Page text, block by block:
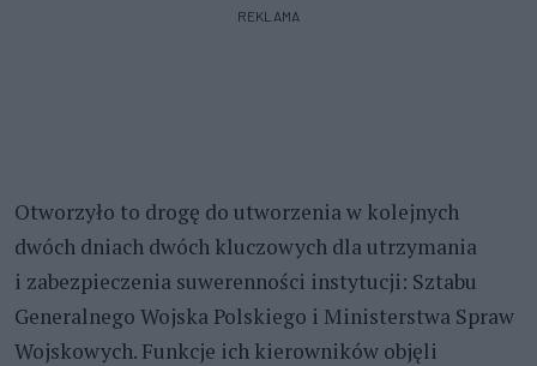
REKLAMA
Otworzyło to drogę do utworzenia w kolejnych
dwóch dniach dwóch kluczowych dla utrzymania
i zabezpieczenia suwerenności instytucji: Sztabu
Generalnego Wojska Polskiego i Ministerstwa Spraw
Wojskowych. Funkcje ich kierowników objęli